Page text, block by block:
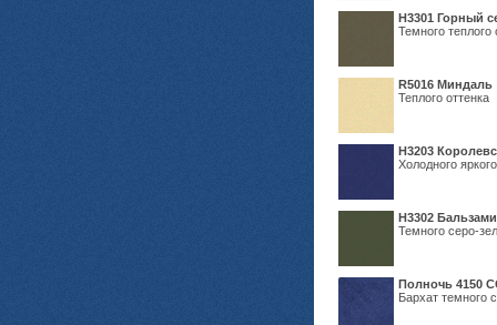
Н3301 Горный
Темного теплого
R5016 Миндаль
Теплого оттенка
Н3203
Холодного
Н3302
Темного серо-
Полночь 4150
Бархат темного